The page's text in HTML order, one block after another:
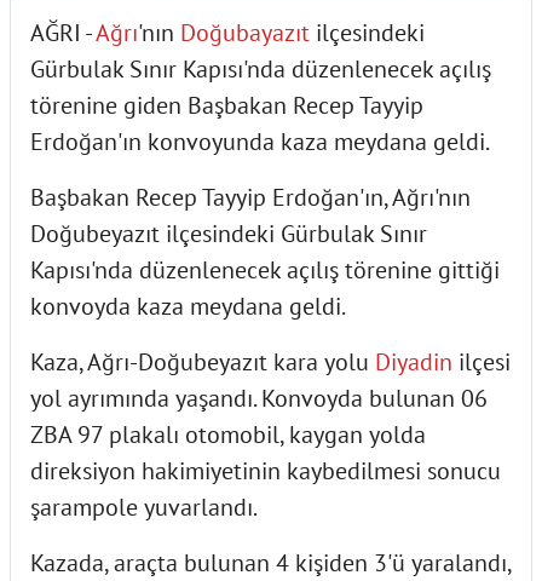
AĞRI -Ağrı'nın Doğubayazıt ilçesindeki
Gürbulak Sınır Kapısı'nda düzenlenecek açılış
törenine giden Başbakan Recep Tayyip
Erdoğan'ın konvoyunda kaza meydana geldi.
Başbakan Recep Tayyip Erdoğan'ın, Ağrı'nın
Doğubeyazıt ilçesindeki Gürbulak Sınır
Kapısı'nda düzenlenecek açılış törenine gittiği
konvoyda kaza meydana geldi.
Kaza, Ağrı-Doğubeyazıt kara yolu Diyadin ilçesi
yol ayrımında yaşandı. Konvoyda bulunan 06
ZBA 97 plakalı otomobil, kaygan yolda
direksiyon hakimiyetinin kaybedilmesi sonucu
şarampole yuvarlandı.
Kazada, araçta bulunan 4 kişiden 3'ü yaralandı,